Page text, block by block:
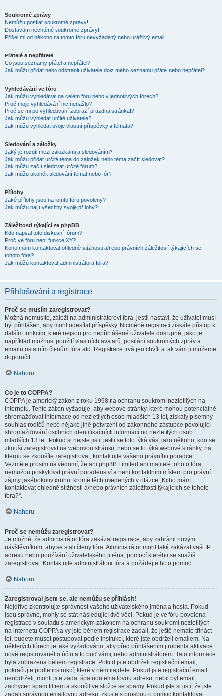
Soukromé zprávy
Nemůžu posílat soukromé zprávy!
Dostávám nechtěné soukromé zprávy!
Přišel mi od někoho na tomto fóru nevyžádaný nebo urážlivý email!
Přátelé a nepřátelé
Co jsou seznamy přátel a nepřátel?
Jak můžu přidat nebo odstranit uživatele do/z mého seznamu přátel nebo nepřátel?
Vyhledávání ve fóru
Jak můžu vyhledávat na celém fóru nebo v jednotlivých fórech?
Proč moje vyhledávání nic nenašlo?
Proč se mi po vyhledávání zobrazí prázdná stránka!?
Jak můžu vyhledat určité uživatele?
Jak můžu vyhledat svoje vlastní příspěvky a témata?
Sledování a záložky
Jaký je rozdíl mezi záložkami a sledováním?
Jak můžu přidat určité téma do záložek nebo téma začít sledovat?
Jak můžu začít sledovat určité fórum?
Jak můžu ukončit sledování témat nebo fór?
Přílohy
Jaké přílohy jsou na tomto fóru povoleny?
Jak můžu najít všechny svoje přílohy?
Záležitosti týkající se phpBB
Kdo napsal toto diskusní fórum?
Proč ve fóru není funkce XY?
Koho mám kontaktovat ohledně stížnosti a/nebo právních záležitostí týkajících se
tohoto fóra?
Jak můžu kontaktovat administrátora fóra?
Přihlašování a registrace
Proč se musím zaregistrovat?
Možná nemusíte, záleží na administrátorovi fóra, jestli nastaví, že uživatel musí
být přihlášen, aby mohl odesílat příspěvky. Nicméně registrací získáte přístup k
dalším funkcím, které nejsou pro nepřihlášené uživatele dostupné, jako je
například možnost použití vlastních avatarů, posílání soukromých zpráv a
emailů ostatním členům fóra atd. Registrace trvá jen chvíli a tak vám ji můžeme
doporučit.
Nahoru
Co je to COPPA?
COPPA je americký zákon z roku 1998 na ochranu soukromí nezletilých na
internetu. Tento zákon vyžaduje, aby webové stránky, které mohou potenciálně
shromažďovat informace od nezletilých osob mladších 13 let, získaly písemný
souhlas rodičů nebo nějaké jiné potvrzení od zákonného zástupce povolující
shromažďování osobních identifikačních informací od nezletilých osob
mladších 13 let. Pokud si nejste jisti, jestli se toto týká vás, jako někoho, kdo se
zkouší zaregistrovat na webovou stránku, nebo se to týká webové stránky, na
kterou se zkoušíte zaregistrovat, kontaktujte vašeho právního poradce.
Vezměte prosím na vědomí, že ani phpBB Limited ani majitelé tohoto fóra
nemůžou poskytovat právní poradenství a není kontaktním místem pro právní
zájmy jakéhokoliv druhu, kromě těch uvedených v otázce „Koho mám
kontaktovat ohledně stížnosti a/nebo právních záležitostí týkajících se tohoto
fóra?“.
Nahoru
Proč se nemůžu zaregistrovat?
Je možné, že administrátor fóra zakázal registrace, aby zabránil novým
návštěvníkům, aby se stali členy fóra. Administrátor mohl také zakázat vaši IP
adresu nebo používání uživatelského jména, pomocí kterého se snažíš
zaregistrovat. Kontaktujte administrátora fóra a požádejte ho o pomoc.
Nahoru
Zaregistroval jsem se, ale nemůžu se přihlásit!
Nejdříve zkontrolujte správnost vašeho uživatelského jména a hesla. Pokud
jsou správné, mohly se stát následující dvě věci. Pokud je ve fóru povolena
registrace v souladu s americkým zákonem na ochranu soukromí nezletilých
na internetu COPPA a vy jste během registrace zadali, že ještě nemáte třináct
let, budete muset postupovat podle instrukcí, které jste obdrželi emailem. Na
některých fórech je také vyžadováno, aby před přihlášením proběhla aktivace
nově registrovaného účtu a to buď vámi, nebo administrátorem. Tato informace
byla zobrazena během registrace. Pokud jste obdrželi registrační email,
pokračujte podle instrukcí, které v něm najdete. Pokud jste registrační email
neobdrželi, mohli jste zadat špatnou emailovou adresu, nebo byl email
zachycen spam filtrem a skončil ve složce se spamy. Pokud jste si jistí, že jste
zadali správnou emailovou adresu, zkuste s prosbou o pomoc kontaktovat